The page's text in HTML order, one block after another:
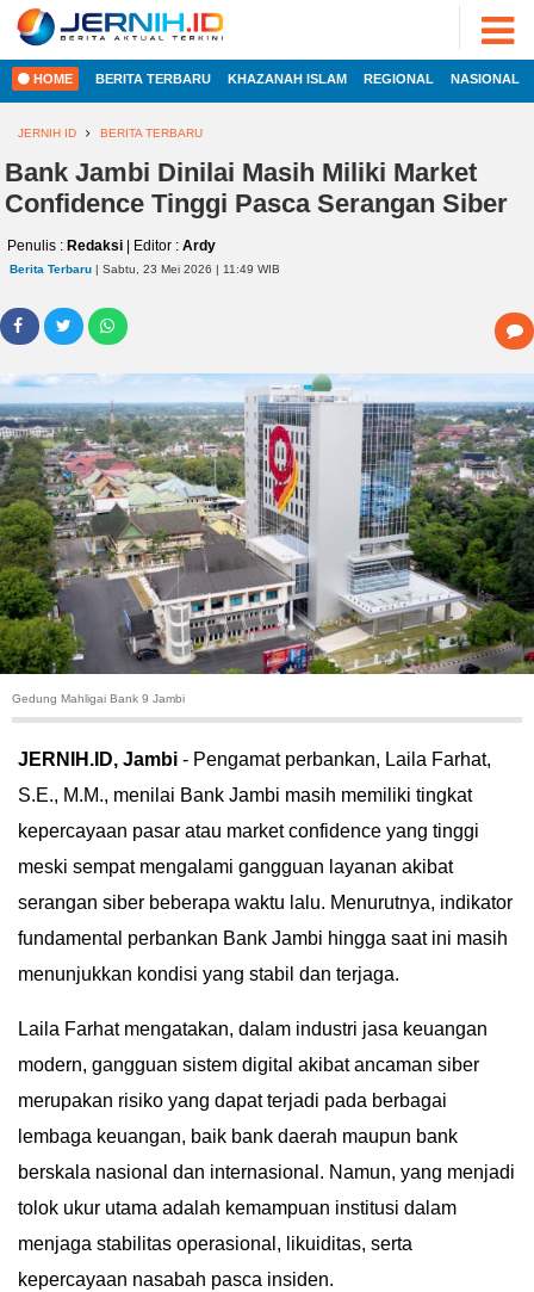
HOME
REGIONAL
NASIONAL
INTERNASIONAL
EKOBIS
POLITIK
HUKUM
KRIMINAL
KHAZANAH
TEKNOLOGI
OTOMOTIF
HIBURAN
IN
DEPTH
INFOGRAFIS
ADVERTORIAL
FOTO
VIDEO
PESONA
JAMBI
PESONA
PESONA
CAKRAWALA
PROPERTY
LIFESTYLE
ENTREPRENEURSHIP
2022
JERNIH.ID
•
Developed
HOME BERITA TERBARU KHAZANAH ISLAM REGIONAL NASIONAL
JERNIH ID BERITA TERBARU
Bank Jambi Dinilai Masih Miliki Market
Confidence Tinggi Pasca Serangan Siber
Penulis : Redaksi | Editor : Ardy
Berita Terbaru | Sabtu, 23 Mei 2026 | 11:49 WIB
Gedung Mahligai Bank 9 Jambi
JERNIH.ID, Jambi - Pengamat perbankan, Laila Farhat,
S.E., M.M., menilai Bank Jambi masih memiliki tingkat
kepercayaan pasar atau market confidence yang tinggi
meski sempat mengalami gangguan layanan akibat
serangan siber beberapa waktu lalu. Menurutnya, indikator
fundamental perbankan Bank Jambi hingga saat ini masih
menunjukkan kondisi yang stabil dan terjaga.
Laila Farhat mengatakan, dalam industri jasa keuangan
modern, gangguan sistem digital akibat ancaman siber
merupakan risiko yang dapat terjadi pada berbagai
lembaga keuangan, baik bank daerah maupun bank
berskala nasional dan internasional. Namun, yang menjadi
tolok ukur utama adalah kemampuan institusi dalam
menjaga stabilitas operasional, likuiditas, serta
kepercayaan nasabah pasca insiden.